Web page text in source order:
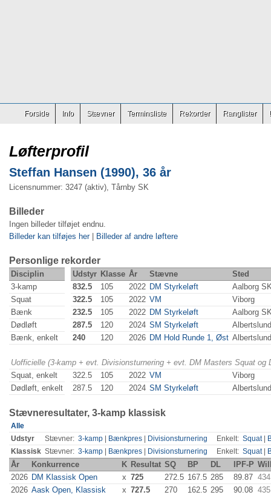
Forside Info Stævner Terminsliste Rekorder Ranglister
Løfterprofil
Steffan Hansen (1990), 36 år
Licensnummer: 3247 (aktiv), Tårnby SK
Billeder
Ingen billeder tilføjet endnu.
Billeder kan tilføjes her| Billeder af andre løftere
Personlige rekorder
Disciplin Udstyr Klasse År Stævne
Sted
3-kamp
832.5 105 2022 DM Styrkeløft
Aalborg
Squat
322.5 105 2022 VM
Viborg
Bænk
232.5 105 2022 DM Styrkeløft
Aalborg
Dødløft
287.5 120 2024 SM Styrkeløft
Bænk, enkelt
240 120 2026 DM Hold Runde 1, Øst
Uofficielle (3-kamp + evt. Divisionsturnering + evt. DM Masters Squat
Squat, enkelt
322.5 105 2022 VM
Viborg
Dødløft, enkelt
287.5 120 2024 SM Styrkeløft
Stævneresultater, 3-kamp klassisk
Alle
Udstyr
Stævner: 3-kamp Bænkpres Divisionsturnering Enkelt: Squat|
Klassisk Stævner: 3-kamp Bænkpres Divisionsturnering Enkelt: Squat|
År Konkurrence K Resultat SQ BP DL IPF-P
2026 DM Klassisk Open x 725 272.5 167.5 285 89.87
2026 Aask Open, Klassisk x 727.5 270 162.5 295 90.08